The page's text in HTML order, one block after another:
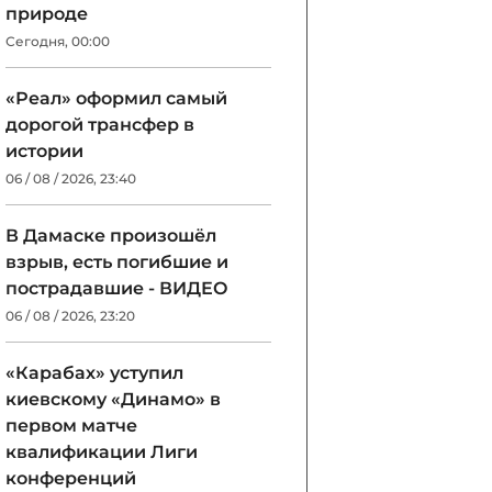
природе
Сегодня, 00:00
«Реал» оформил самый
дорогой трансфер в
истории
06 / 08 / 2026, 23:40
В Дамаске произошёл
взрыв, есть погибшие и
пострадавшие - ВИДЕО
06 / 08 / 2026, 23:20
«Карабах» уступил
киевскому «Динамо» в
первом матче
квалификации Лиги
конференций